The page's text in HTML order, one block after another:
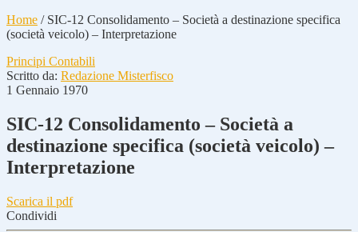
Home / SIC-12 Consolidamento – Società a destinazione specifica
(società veicolo) – Interpretazione
Principi Contabili
Scritto da: Redazione Misterfisco
1 Gennaio 1970
SIC-12 Consolidamento – Società a
destinazione specifica (società veicolo) –
Interpretazione
Scarica il pdf
Condividi